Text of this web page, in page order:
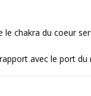
le chakra du coeur
avec le port du